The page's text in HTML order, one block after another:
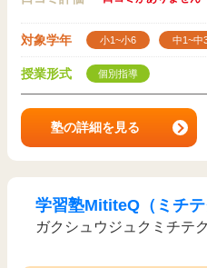
対象学年 小1~小6 中1~中
授業形式 個別指導
塾の詳細を見る
学習塾MititeQ（ミチテ
ガクシュウジュクミチテク